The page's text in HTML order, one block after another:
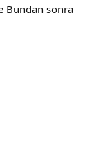
Bundan sonra